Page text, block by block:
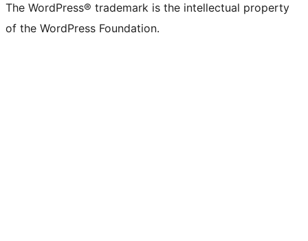
The WordPress® trademark is the intellectual property
of the WordPress Foundation.